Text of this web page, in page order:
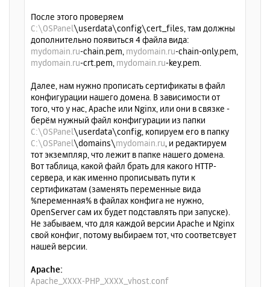
После этого проверяем
C:\OSPanel\userdata\config\cert_files, там должны
дополнительно появиться 4 файла вида:
mydomain.ru-chain.pem, mydomain.ru-chain-only.pem,
mydomain.ru-crt.pem, mydomain.ru-key.pem.
Далее, нам нужно прописать сертификаты в файл
конфигурации нашего домена. В зависимости от
того, что у нас, Apache или Nginx, или они в связке -
берём нужный файл конфигурации из папки
C:\OSPanel\userdata\config, копируем его в папку
C:\OSPanel\domains\mydomain.ru, и редактируем
тот экземпляр, что лежит в папке нашего домена.
Вот таблица, какой файл брать для какого HTTP-
сервера, и как именно прописывать пути к
сертификатам (заменять переменные вида
%переменная% в файлах конфига не нужно,
OpenServer сам их будет подставлять при запуске).
Не забываем, что для каждой версии Apache и Nginx
свой конфиг, потому выбираем тот, что соответсвует
нашей версии.
Apache:
Apache_XXXX-PHP_XXXX_vhost.conf